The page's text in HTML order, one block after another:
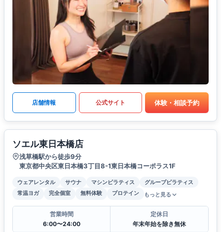
店舗情報 公式サイト 体験・相談予約
ソエル東日本橋店
浅草橋駅から徒歩9分
東京都中央区東日本橋3丁目8-1東日本橋コーポラス1F
ウェアレンタル サウナ マシンピラティス
グループピラティス
常温ヨガ
完全個室 無料体験 プロテイン もっと見る
営業時間
6:00〜24:00
定休日
年末年始を除き無休